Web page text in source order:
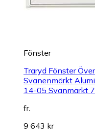
Fönster
Traryd Fönster
Svanenmärkt
14-05 Svanmärkt
fr.
9 643 kr